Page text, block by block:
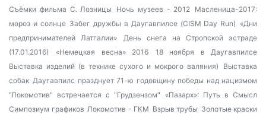
Съёмки фильма С. Лозницы
Ночь музеев - 2012 Масленица-2017:
мороз и солнце Забег дружбы в Даугавпилсе (CISM Day Run) «Дни
предпринимателей Латгалии»
День снега на Стропской эстраде
(17.01.2016)
«Немецкая весна» 2016
18 ноября в Даугавпилсе
Выставка изделий (в технике сухого и мокрого валяния)
Выставка
собак Даугавпилс празднует 71-ю годовщину победы над нацизмом
"Локомотив" встречается с "Грудзензом"
«Пазарх»: Путь в Смысл
Симпозиум графиков Локомотив - ГКМ Взрыв трубы Золотые краски